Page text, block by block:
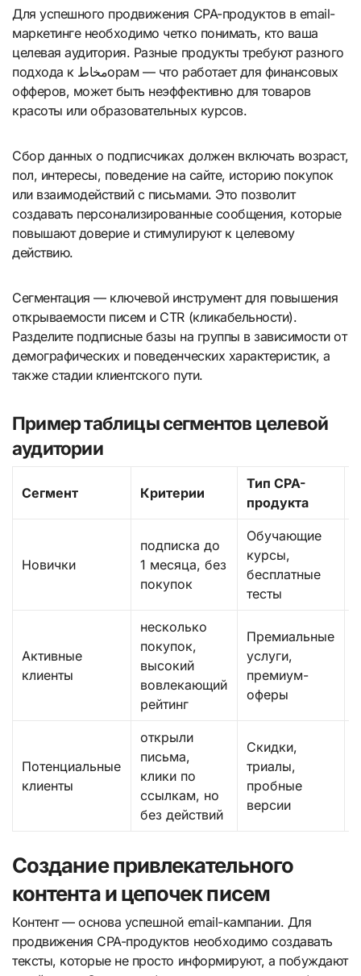
Для успешного продвижения CPA-продуктов в email-
маркетинге необходимо четко понимать, кто ваша
целевая аудитория. Разные продукты требуют разного
подхода к مخاطорам — что работает для финансовых
офферов, может быть неэффективно для товаров
красоты или образовательных курсов.
Сбор данных о подписчиках должен включать возраст,
пол, интересы, поведение на сайте, историю покупок
или взаимодействий с письмами. Это позволит
создавать персонализированные сообщения, которые
повышают доверие и стимулируют к целевому
действию.
Сегментация — ключевой инструмент для повышения
открываемости писем и CTR (кликабельности).
Разделите подписные базы на группы в зависимости от
демографических и поведенческих характеристик, а
также стадии клиентского пути.
Пример таблицы сегментов целевой
аудитории
Сегмент Критерии
Тип CPA-
продукта
Новички
подписка до
1 месяца, без
покупок
Обучающие
курсы,
бесплатные
тесты
Активные
клиенты
несколько
покупок,
высокий
вовлекающий
рейтинг
Премиальные
услуги,
премиум-
оферы
Потенциальные
клиенты
открыли
письма,
клики по
ссылкам, но
без действий
Скидки,
триалы,
пробные
версии
Создание привлекательного
контента и цепочек писем
Контент — основа успешной email-кампании. Для
продвижения CPA-продуктов необходимо создавать
тексты, которые не просто информируют, а побуждают